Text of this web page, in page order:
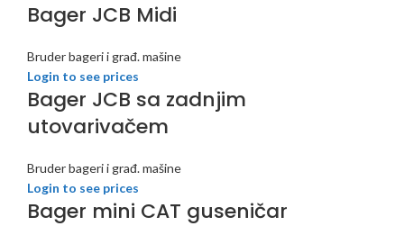
Bager JCB Midi
Bruder bageri i građ. mašine
Login to see prices
Bager JCB sa zadnjim
utovarivačem
Bruder bageri i građ. mašine
Login to see prices
Bager mini CAT guseničar